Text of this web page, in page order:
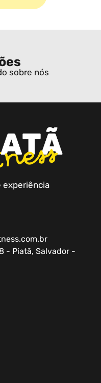
sobre nós
experiência
- Piatã, Salvador -